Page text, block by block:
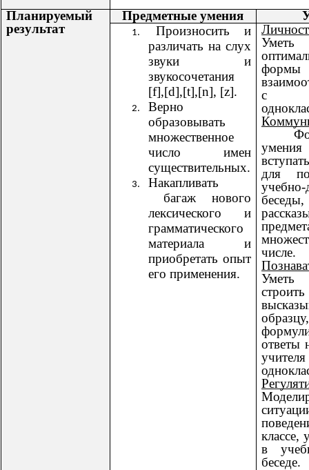
Планируемый
результат
Предметные умения
Произносить и
различать на слух
звуки и
звукосочетания
[f],[d],[t],[n], [z].
Верно
образовывать
множественное
число имен
существительных.
Накапливать
багаж нового
лексического и
грамматического
материала и
приобретать опыт
его применения.
Уметь
с
умения
для
учебно-
беседы,
числе.
Уметь
образцу,
ответы
классе,
в
беседе.